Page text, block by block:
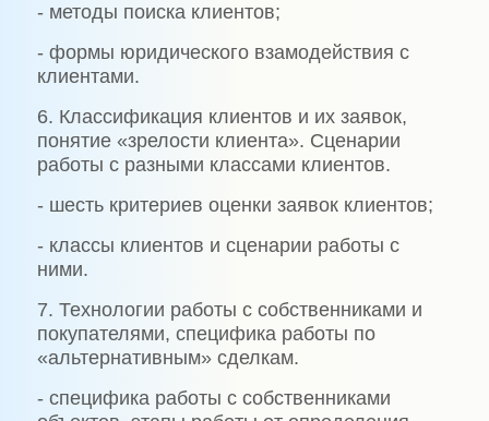
- методы поиска клиентов;
- формы юридического взамодействия с
клиентами.
6. Классификация клиентов и их заявок,
понятие «зрелости клиента». Сценарии
работы с разными классами клиентов.
- шесть критериев оценки заявок клиентов;
- классы клиентов и сценарии работы с
ними.
7. Технологии работы с собственниками и
покупателями, специфика работы по
«альтернативным» сделкам.
- специфика работы с собственниками